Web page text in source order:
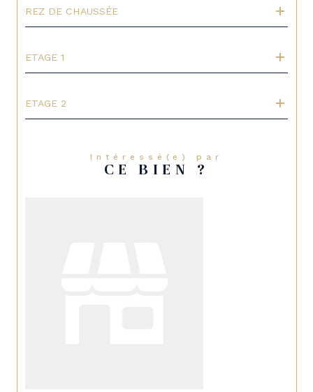
REZ DE CHAUSSÉE
ETAGE 1
ETAGE 2
Intéressé(e) par
CE BIEN ?